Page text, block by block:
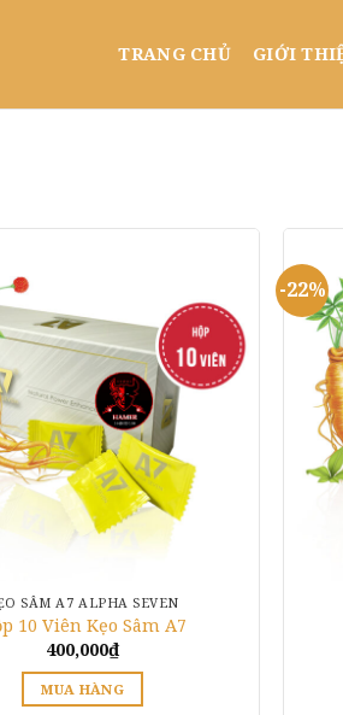
TRANG CHỦ GIỚI
SÂM A7 ALPHA SEVEN
10 Viên Kẹo Sâm A7
400,000₫
MUA HÀNG
-22%